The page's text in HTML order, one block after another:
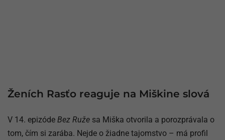
Ženích Rasťo reaguje na Miškine slová
V 14. epizóde Bez Ruže sa Miška otvorila a porozprávala o
tom, čím si zarába. Nejde o žiadne tajomstvo – má profil